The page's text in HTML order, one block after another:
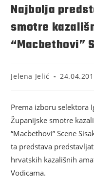
Najbolja
smotre
“Macbethovi”
Jelena Jelić
Prema izboru selektora
Županijske smotre
“Macbethovi” Scene
ta predstava
hrvatskih kazališnih
Vodicama.